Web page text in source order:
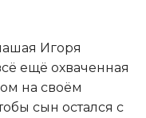
Игоря
ещё охваченная
на своём
сын остался с